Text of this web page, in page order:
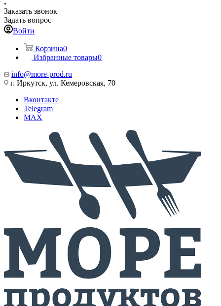
Заказать звонок
Задать вопрос
Войти
Корзина0
Избранные товары0
info@more-prod.ru
г. Иркутск, ул. Кемеровская, 70
Вконтакте
Telegram
MAX